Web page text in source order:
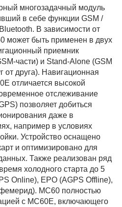
многозадачный модуль
в себе функции GSM /
В зависимости от
может быть применен в двух
приемник
части) и Stand-Alone (GSM
от друга). Навигационная
отличается высокой
отслеживание
позволяет добиться
даже в
например в условиях
Устройство оснащено
и оптимизировано для
Также реализован ряд
холодного старта до 5
Online), EPO (AGPS Offline),
MC60 полностью
c MC60E, включающего